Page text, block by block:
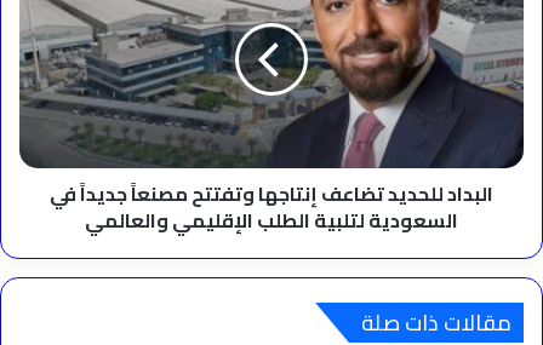
تضاعف
إنتاجها
وتفتتح
مصنعاً
جديداً
في
السعودية
والعالمي
البداد للحديد تضاعف إنتاجها وتفتتح مصنعاً جديداً في
السعودية لتلبية الطلب الإقليمي والعالمي
مقالات ذات صلة